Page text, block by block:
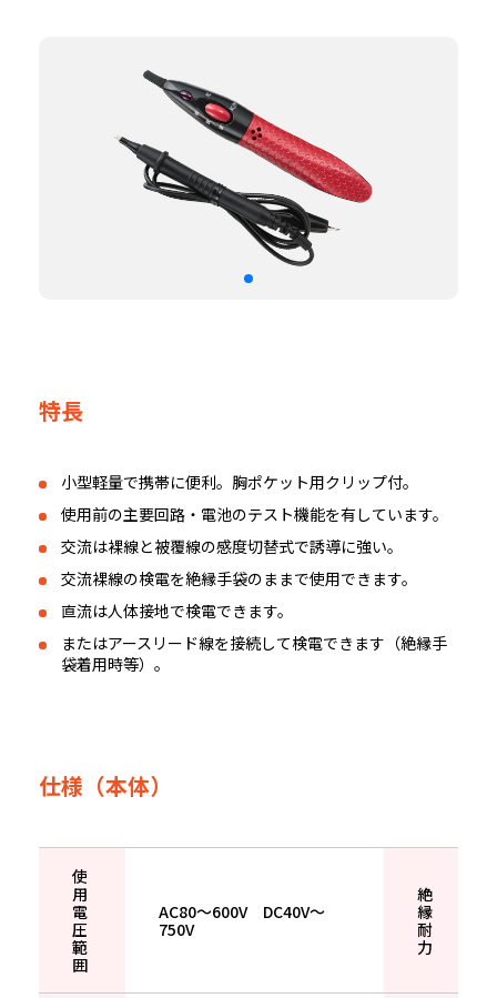
特長
小型軽量で携帯に便利。胸ポケット用クリップ付。
使用前の主要回路・電池のテスト機能を有しています。
交流は裸線と被覆線の感度切替式で誘導に強い。
交流裸線の検電を絶縁手袋のままで使用できます。
直流は人体接地で検電できます。
またはアースリード線を接続して検電できます（絶縁手
袋着用時等）。
仕様（本体）
使
用
電
圧
範
囲
AC80〜600V DC40V〜
750V
絶
縁
耐
力